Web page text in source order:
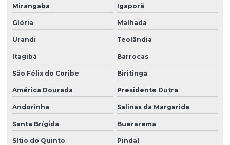
Prestador de serviços ambientais
Processo de licenciamento ambiental para indústrias
Projeto de recuperação de área degradada prad
Projeto de recuperação de áreas degradadas
Projetos de educação ambiental
Recuperação de áreas degradadas
Recuperação de áreas degradadas engenharia ambiental
Recuperação de áreas degradadas erosão
Mirangaba Igaporã
Glória Malhada
Urandi Teolândia
Itagibá Barrocas
São Félix do Coribe Biritinga
América Dourada Presidente Dutra
Andorinha Salinas da Margarida
Santa Brígida Buerarema
Sítio do Quinto Pindaí